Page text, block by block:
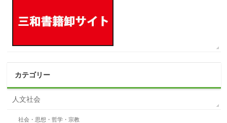
カテゴリー
人文社会
社会・思想・哲学・宗教